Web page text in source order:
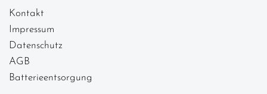
Kontakt
Impressum
Datenschutz
AGB
Batterieentsorgung